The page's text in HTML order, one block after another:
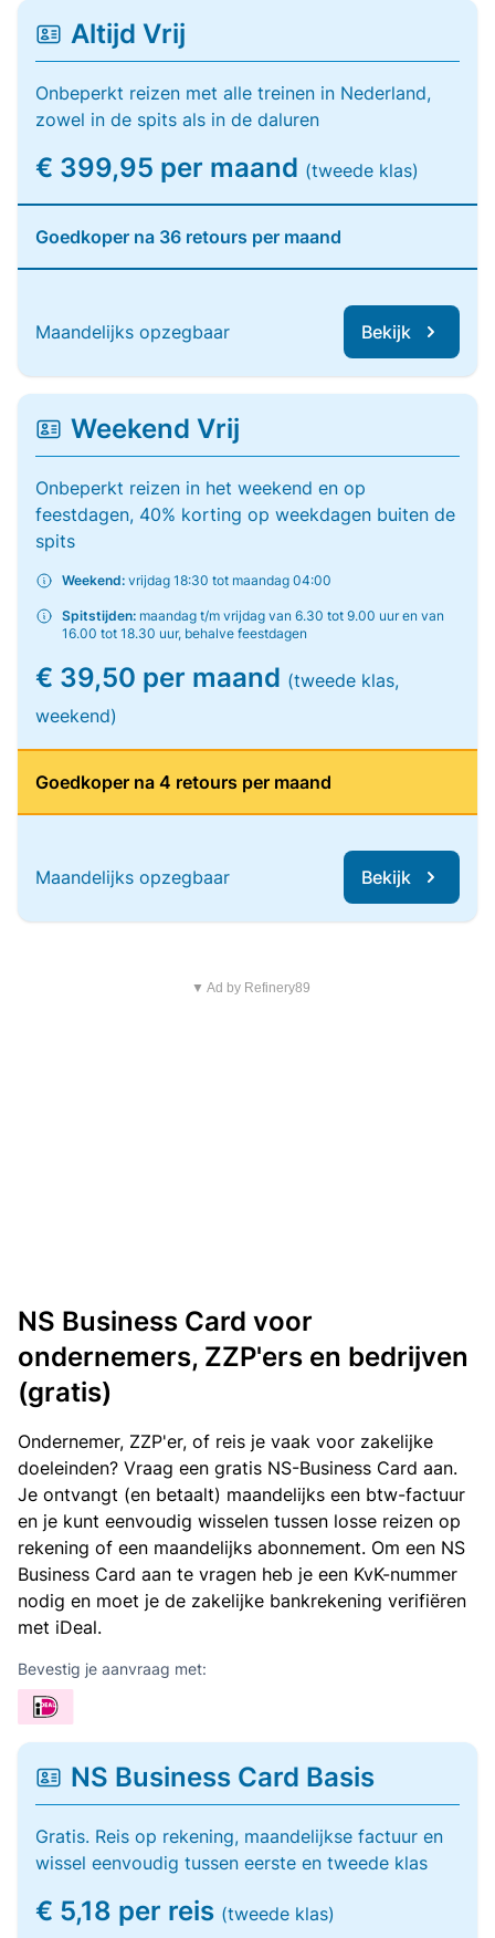
Altijd Vrij
Onbeperkt reizen met alle treinen in Nederland,
zowel in de spits als in de daluren
€ 399,95 per maand (tweede klas)
Goedkoper na 36 retours per maand
Maandelijks opzegbaar Bekijk
Weekend Vrij
Onbeperkt reizen in het weekend en op
feestdagen, 40% korting op weekdagen buiten de
spits
Weekend: vrijdag 18:30 tot maandag 04:00
Spitstijden: maandag t/m vrijdag van 6.30 tot 9.00 uur en van
16.00 tot 18.30 uur, behalve feestdagen
€ 39,50 per maand (tweede klas,
weekend)
Goedkoper na 4 retours per maand
Maandelijks opzegbaar Bekijk
▼ Ad by Refinery89
NS Business Card voor
ondernemers, ZZP'ers en bedrijven
(gratis)
Ondernemer, ZZP'er, of reis je vaak voor zakelijke
doeleinden? Vraag een gratis NS-Business Card aan.
Je ontvangt (en betaalt) maandelijks een btw-factuur
en je kunt eenvoudig wisselen tussen losse reizen op
rekening of een maandelijks abonnement. Om een NS
Business Card aan te vragen heb je een KvK-nummer
nodig en moet je de zakelijke bankrekening verifiëren
met iDeal.
Bevestig je aanvraag met:
NS Business Card Basis
Gratis. Reis op rekening, maandelijkse factuur en
wissel eenvoudig tussen eerste en tweede klas
€ 5,18 per reis (tweede klas)